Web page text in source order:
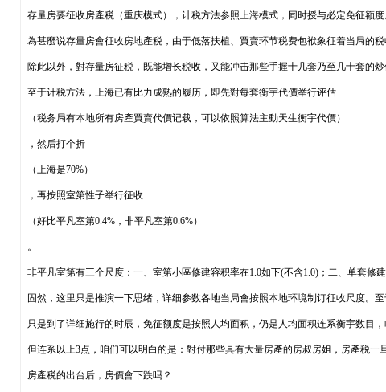
存量房要征收房產税（重庆模式），计税方法参照上海模式，同时授与必定免征额度
為甚麼说存量房會征收房地產税，由于低落扶植、買賣环节税费包袱象征着当局的
除此以外，對存量房征税，既能增长税收，又能冲击那些手握十几套乃至几十套的
至于计税方法，上海已有比力成熟的履历，即先對每套衡宇代價举行评估
（税务局有本地所有房產買賣代價记载，可以依照算法主動天生衡宇代價）
，然后打个折
（上海是70%）
，再按照室第性子举行征收
（好比平凡室第0.4%，非平凡室第0.6%）
。
非平凡室第有三个尺度：一、室第小區修建容积率在1.0如下(不含1.0)；二、单套修
固然，这里只是推演一下思绪，详细参数各地当局會按照本地环境制订征收尺度。
只是到了详细施行的时辰，免征额度是按照人均面积，仍是人均面积连系衡宇数目，
但连系以上3点，咱们可以明白的是：對付那些具有大量房產的房叔房姐，房產税一
房產税的出台后，房價會下跌吗？